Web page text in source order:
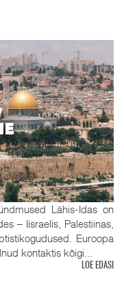
Lähis-Idas on
– Iisraelis, Palestiinas,
Euroopa
kontaktis kõigi...
LOE EDASI